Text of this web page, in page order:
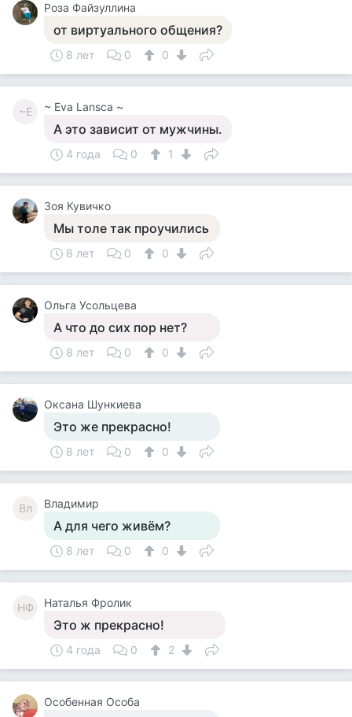
Роза Файзуллина
от виртуального общения?
8 лет 0 0
~E ~ Eva Lansca ~
А это зависит от мужчины.
4 года 0 1
Зоя Кувичко
Мы толе так проучились
8 лет 0 0
Ольга Усольцева
А что до сих пор нет?
8 лет 0 0
Оксана Шункиева
Это же прекрасно!
8 лет 0 0
Вл Владимир
А для чего живём?
8 лет 0 0
НФ Наталья Фролик
Это ж прекрасно!
4 года 0 2
Особенная Особа